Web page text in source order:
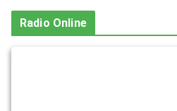
Radio Online